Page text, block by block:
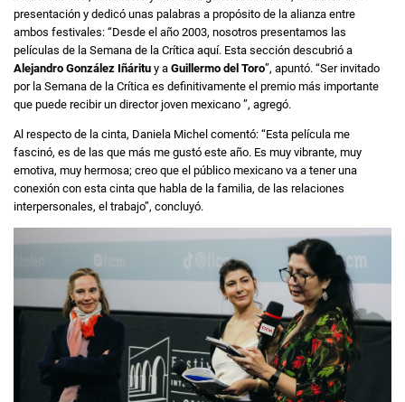
presentación y dedicó unas palabras a propósito de la alianza entre
ambos festivales: “Desde el año 2003, nosotros presentamos las
películas de la Semana de la Crítica aquí. Esta sección descubrió a
Alejandro González Iñáritu y a Guillermo del Toro”, apuntó. “Ser invitado
por la Semana de la Crítica es definitivamente el premio más importante
que puede recibir un director joven mexicano ”, agregó.
Al respecto de la cinta, Daniela Michel comentó: “Esta película me
fascinó, es de las que más me gustó este año. Es muy vibrante, muy
emotiva, muy hermosa; creo que el público mexicano va a tener una
conexión con esta cinta que habla de la familia, de las relaciones
interpersonales, el trabajo”, concluyó.